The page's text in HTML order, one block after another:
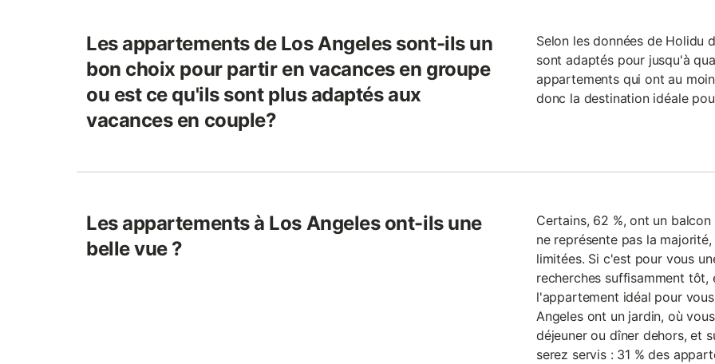
Les appartements de Los Angeles sont-ils un
bon choix pour partir en vacances en groupe
ou est ce qu'ils sont plus adaptés aux
vacances en couple?
Selon les données de Holidu
sont adaptés pour jusqu'à
appartements qui ont au
donc la destination idéale
Les appartements à Los Angeles ont-ils une
belle vue ?
Certains, 62 %, ont un
ne représente pas la
limitées. Si c'est pour vous
recherches suffisamment
l'appartement idéal pour
Angeles ont un jardin, où
déjeuner ou dîner dehors, et
serez servis : 31 % des